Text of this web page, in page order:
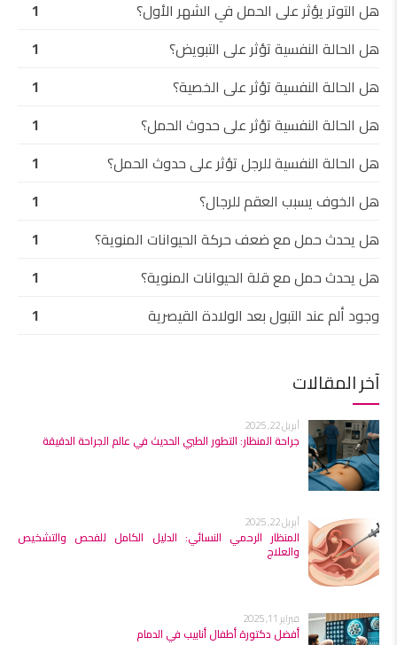
هل التوتر يؤثر على الحمل في الشهر الأول؟
1
هل الحالة النفسية تؤثر على التبويض؟
1
هل الحالة النفسية تؤثر على الخصية؟
1
هل الحالة النفسية تؤثر على حدوث الحمل؟
1
هل الحالة النفسية للرجل تؤثر على حدوث الحمل؟
1
هل الخوف يسبب العقم للرجال؟
1
هل يحدث حمل مع ضعف حركة الحيوانات المنوية؟
1
هل يحدث حمل مع قلة الحيوانات المنوية؟
1
وجود ألم عند التبول بعد الولادة القيصرية
1
آخر المقالات
أبريل 22, 2025
جراحة المنظار: التطور الطبي الحديث في عالم الجراحة الدقيقة
أبريل 22, 2025
المنظار الرحمي النسائي: الدليل الكامل للفحص والتشخيص
والعلاج
فبراير 11, 2025
أفضل دكتورة أطفال أنابيب في الدمام